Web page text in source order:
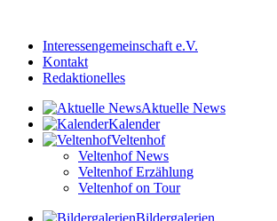
Interessengemeinschaft e.V.
Kontakt
Redaktionelles
Aktuelle News
Kalender
Veltenhof
Veltenhof News
Veltenhof Erzählung
Veltenhof on Tour